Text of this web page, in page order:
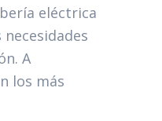
eléctrica
A
los más